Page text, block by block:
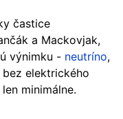
častice
a Mackovjak,
výnimku - neutríno,
elektrického
minimálne.